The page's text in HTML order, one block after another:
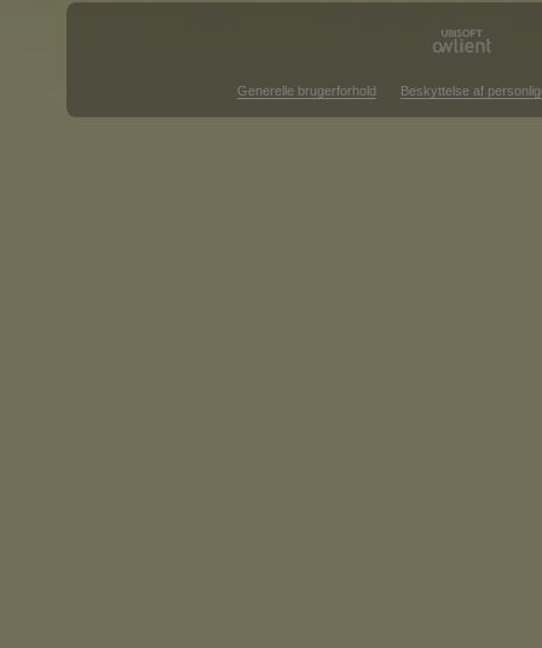
Generelle brugerforhold Beskyttelse af